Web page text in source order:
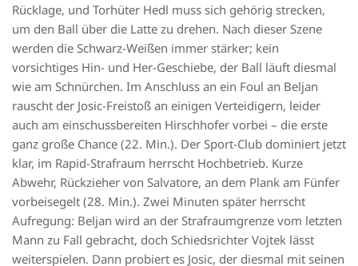
Rücklage, und Torhüter Hedl muss sich gehörig strecken,
um den Ball über die Latte zu drehen. Nach dieser Szene
werden die Schwarz-Weißen immer stärker; kein
vorsichtiges Hin- und Her-Geschiebe, der Ball läuft diesmal
wie am Schnürchen. Im Anschluss an ein Foul an Beljan
rauscht der Josic-Freistoß an einigen Verteidigern, leider
auch am einschussbereiten Hirschhofer vorbei – die erste
ganz große Chance (22. Min.). Der Sport-Club dominiert jetzt
klar, im Rapid-Strafraum herrscht Hochbetrieb. Kurze
Abwehr, Rückzieher von Salvatore, an dem Plank am Fünfer
vorbeisegelt (28. Min.). Zwei Minuten später herrscht
Aufregung: Beljan wird an der Strafraumgrenze vom letzten
Mann zu Fall gebracht, doch Schiedsrichter Vojtek lässt
weiterspielen. Dann probiert es Josic, der diesmal mit seinen